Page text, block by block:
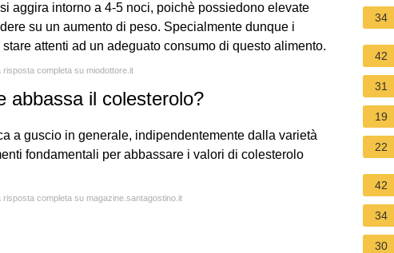
aggira intorno a 4-5 noci, poichè possiedono elevate
su un aumento di peso. Specialmente dunque i
attenti ad un adeguato consumo di questo alimento.
risposta completa su miodottore.it
abbassa il colesterolo?
a guscio in generale, indipendentemente dalla varietà
fondamentali per abbassare i valori di colesterolo
risposta completa su magazine.santagostino.it
34
42
31
19
22
42
34
30